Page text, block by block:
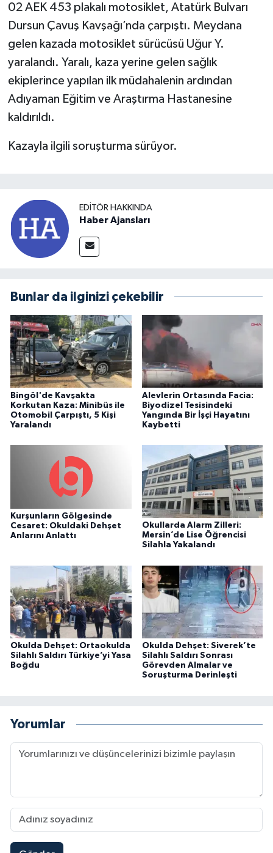
02 AEK 453 plakalı motosiklet, Atatürk Bulvarı
Dursun Çavuş Kavşağı’nda çarpıştı. Meydana
gelen kazada motosiklet sürücüsü Uğur Y.
yaralandı. Yaralı, kaza yerine gelen sağlık
ekiplerince yapılan ilk müdahalenin ardından
Adıyaman Eğitim ve Araştırma Hastanesine
kaldırıldı.
Kazayla ilgili soruşturma sürüyor.
EDITÖR HAKKINDA
Haber Ajansları
Bunlar da ilginizi çekebilir
Bingöl'de Kavşakta
Korkutan Kaza: Minibüs ile
Otomobil Çarpıştı, 5 Kişi
Yaralandı
Alevlerin Ortasında Facia:
Biyodizel Tesisindeki
Yangında Bir İşçi Hayatını
Kaybetti
Kurşunların Gölgesinde
Cesaret: Okuldaki Dehşet
Anlarını Anlattı
Okullarda Alarm Zilleri:
Mersin’de Lise Öğrencisi
Silahla Yakalandı
Okulda Dehşet: Ortaokulda
Silahlı Saldırı Türkiye’yi Yasa
Boğdu
Okulda Dehşet: Siverek’te
Silahlı Saldırı Sonrası
Görevden Almalar ve
Soruşturma Derinleşti
Yorumlar